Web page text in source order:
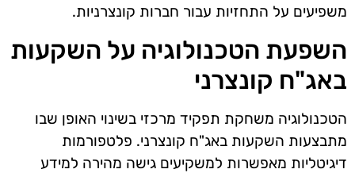
משפיעים על התחזיות עבור חברות קונצרניות.
השפעת הטכנולוגיה על השקעות
באג"ח קונצרני
הטכנולוגיה משחקת תפקיד מרכזי בשינוי האופן שבו
מתבצעות השקעות באג"ח קונצרני. פלטפורמות
דיגיטליות מאפשרות למשקיעים גישה מהירה למידע